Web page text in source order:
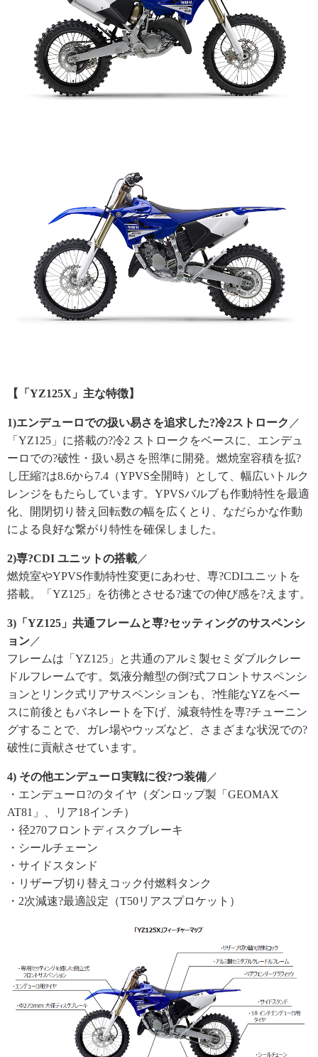
【「YZ125X」主な特徴】
1)エンデューロでの扱い易さを追求した?冷2ストローク ／
「YZ125」に搭載の?冷2 ストロークをベースに、エンデュ
ーロでの?破性・扱い易さを照準に開発。燃焼室容積を拡?
し圧縮?は8.6から7.4（YPVS全開時）として、幅広いトルク
レンジをもたらしています。YPVSバルブも作動特性を最適
化、開閉切り替え回転数の幅を広くとり、なだらかな作動
による良好な繋がり特性を確保しました。
2)専?CDI ユニットの搭載 ／
燃焼室やYPVS作動特性変更にあわせ、専?CDIユニットを
搭載。「YZ125」を彷彿とさせる?速での伸び感を?えます。
3)「YZ125」共通フレームと専?セッティングのサスペンシ
ョン ／
フレームは「YZ125」と共通のアルミ製セミダブルクレー
ドルフレームです。気液分離型の倒?式フロントサスペンシ
ョンとリンク式リアサスペンションも、?性能なYZをベー
スに前後ともバネレートを下げ、減衰特性を専?チューニン
グすることで、ガレ場やウッズなど、さまざまな状況での?
破性に貢献させています。
4) その他エンデューロ実戦に役?つ装備 ／
・エンデューロ?のタイヤ（ダンロップ製「GEOMAX
AT81」、リア18インチ）
・径270フロントディスクブレーキ
・シールチェーン
・サイドスタンド
・リザーブ切り替えコック付燃料タンク
・2次減速?最適設定（T50リアスプロケット）